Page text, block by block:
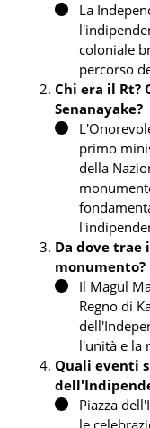
La
coloniale
percorso
Chi era il Rt?
Senanayake?
primo
della
Da dove trae
monumento?
Il Magul
Regno di
l'unità e la
Quali eventi
Piazza
le